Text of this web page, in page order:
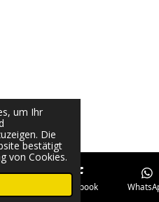
um Ihr
Die
bestätigt
von Cookies.
Facebook